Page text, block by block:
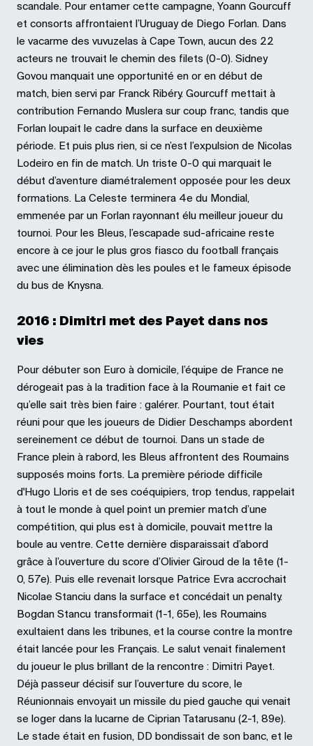
scandale. Pour entamer cette campagne, Yoann Gourcuff
et consorts affrontaient l’Uruguay de Diego Forlan. Dans
le vacarme des vuvuzelas à Cape Town, aucun des 22
acteurs ne trouvait le chemin des filets (0-0). Sidney
Govou manquait une opportunité en or en début de
match, bien servi par Franck Ribéry. Gourcuff mettait à
contribution Fernando Muslera sur coup franc, tandis que
Forlan loupait le cadre dans la surface en deuxième
période. Et puis plus rien, si ce n’est l’expulsion de Nicolas
Lodeiro en fin de match. Un triste 0-0 qui marquait le
début d’aventure diamétralement opposée pour les deux
formations. La Celeste terminera 4e du Mondial,
emmenée par un Forlan rayonnant élu meilleur joueur du
tournoi. Pour les Bleus, l’escapade sud-africaine reste
encore à ce jour le plus gros fiasco du football français
avec une élimination dès les poules et le fameux épisode
du bus de Knysna.
2016 : Dimitri met des Payet dans nos
vies
Pour débuter son Euro à domicile, l’équipe de France ne
dérogeait pas à la tradition face à la Roumanie et fait ce
qu’elle sait très bien faire : galérer. Pourtant, tout était
réuni pour que les joueurs de Didier Deschamps abordent
sereinement ce début de tournoi. Dans un stade de
France plein à rabord, les Bleus affrontent des Roumains
supposés moins forts. La première période difficile
d'Hugo Lloris et de ses coéquipiers, trop tendus, rappelait
à tout le monde à quel point un premier match d’une
compétition, qui plus est à domicile, pouvait mettre la
boule au ventre. Cette dernière disparaissait d’abord
grâce à l’ouverture du score d’Olivier Giroud de la tête (1-
0, 57e). Puis elle revenait lorsque Patrice Evra accrochait
Nicolae Stanciu dans la surface et concédait un penalty.
Bogdan Stancu transformait (1-1, 65e), les Roumains
exultaient dans les tribunes, et la course contre la montre
était lancée pour les Français. Le salut venait finalement
du joueur le plus brillant de la rencontre : Dimitri Payet.
Déjà passeur décisif sur l’ouverture du score, le
Réunionnais envoyait un missile du pied gauche qui venait
se loger dans la lucarne de Ciprian Tatarusanu (2-1, 89e).
Le stade était en fusion, DD bondissait de son banc, et le